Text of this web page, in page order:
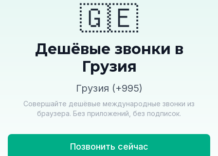
🇬🇪
Дешёвые звонки в
Грузия
Грузия (+995)
Совершайте дешёвые международные звонки из
браузера. Без приложений, без подписок.
Позвонить сейчас